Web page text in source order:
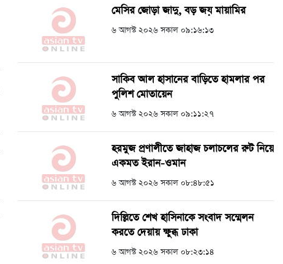
মেসির জোড়া জাদু, বড় জয় মায়ামির
৬ আগস্ট ২০২৬ সকাল ০৯:১৬:১৩
সাকিব আল হাসানের বাড়িতে হামলার পর
পুলিশ মোতায়েন
৬ আগস্ট ২০২৬ সকাল ০৯:১১:২৭
হরমুজ প্রণালীতে জাহাজ চলাচলের রুট নিয়ে
একমত ইরান-ওমান
৬ আগস্ট ২০২৬ সকাল ০৮:৪৮:৫১
দিল্লিতে শেখ হাসিনাকে সংবাদ সম্মেলন
করতে দেয়ায় ক্ষুব্ধ ঢাকা
৬ আগস্ট ২০২৬ সকাল ০৮:২৩:১৪